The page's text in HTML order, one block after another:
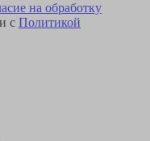
на обработку
с Политикой